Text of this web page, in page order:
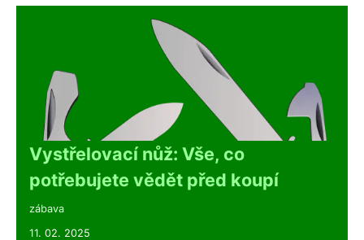
Vystřelovací nůž: Vše, co
potřebujete vědět před koupí
zábava
11. 02. 2025